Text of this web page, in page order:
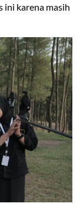
ini karena masih